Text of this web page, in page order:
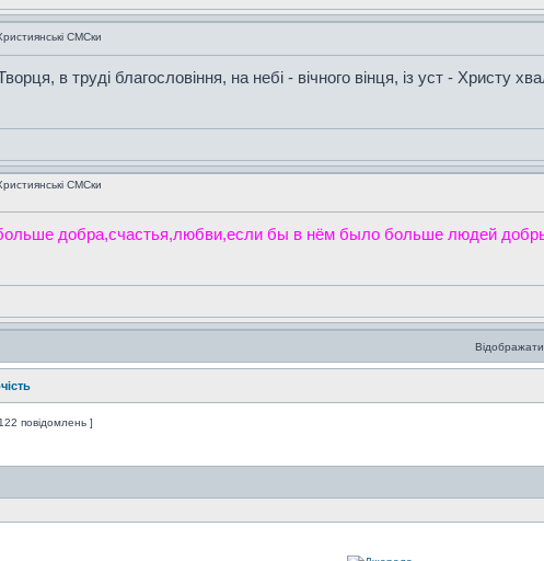
СМСки
в труді благословіння, на небі - вічного вінця, із уст - Христу
СМСки
добра,счастья,любви,если бы в нём было больше людей
повідомлень ]